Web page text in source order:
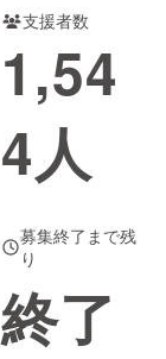
支援者数
1,54
4人
募集終了まで残
り
終了